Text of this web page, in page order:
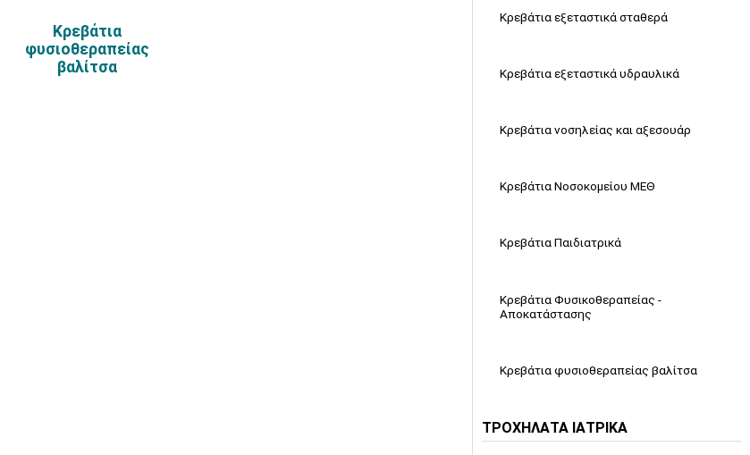
Κρεβάτια
φυσιοθεραπείας
βαλίτσα
Κρεβάτια εξεταστικά σταθερά
Κρεβάτια εξεταστικά υδραυλικά
Κρεβάτια νοσηλείας και αξεσουάρ
Κρεβάτια Νοσοκομείου ΜΕΘ
Κρεβάτια Παιδιατρικά
Κρεβάτια Φυσικοθεραπείας -
Αποκατάστασης
Κρεβάτια φυσιοθεραπείας βαλίτσα
ΤΡΟΧΗΛΑΤΑ ΙΑΤΡΙΚΑ